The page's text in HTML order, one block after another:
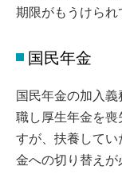
期限がもうけられ
国民年金
国民年金の加入
職し厚生年金を
すが、扶養して
金への切り替えが